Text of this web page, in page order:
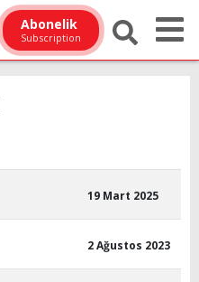
Abonelik
Subscription
19 Mart 2025
2 Ağustos 2023